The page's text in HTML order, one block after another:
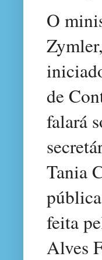
O
de
falará
Tania
feita
Alves